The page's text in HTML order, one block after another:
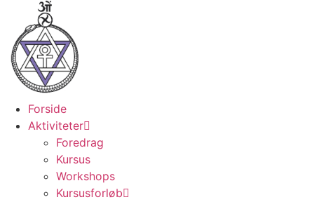
indhold
Forside
Aktiviteter
Foredrag
Kursus
Workshops
Kursusforløb